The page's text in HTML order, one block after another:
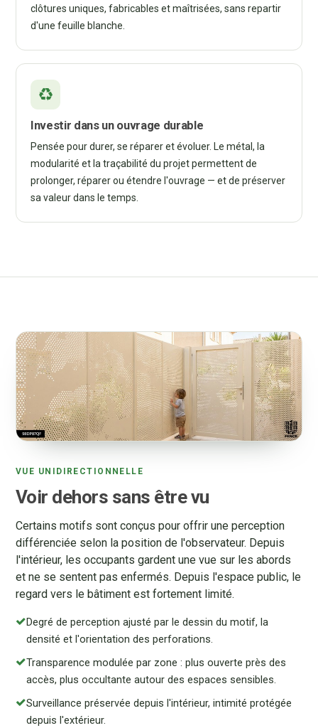
clôtures uniques, fabricables et maîtrisées, sans repartir
d'une feuille blanche.
Investir dans un ouvrage durable
Pensée pour durer, se réparer et évoluer. Le métal, la
modularité et la traçabilité du projet permettent de
prolonger, réparer ou étendre l'ouvrage — et de préserver
sa valeur dans le temps.
VUE UNIDIRECTIONNELLE
Voir dehors sans être vu
Certains motifs sont conçus pour offrir une perception
différenciée selon la position de l'observateur. Depuis
l'intérieur, les occupants gardent une vue sur les abords
et ne se sentent pas enfermés. Depuis l'espace public, le
regard vers le bâtiment est fortement limité.
Degré de perception ajusté par le dessin du motif, la
densité et l'orientation des perforations.
Transparence modulée par zone : plus ouverte près des
accès, plus occultante autour des espaces sensibles.
Surveillance préservée depuis l'intérieur, intimité protégée
depuis l'extérieur.